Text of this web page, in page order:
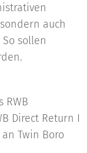
auch
sollen
RWB
Direct Return I
Twin Boro